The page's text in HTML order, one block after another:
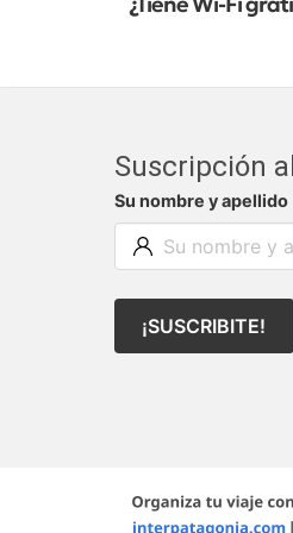
¿Tiene Wi-Fi
Suscripción
Su nombre y apellido
¡SUSCRIBITE!